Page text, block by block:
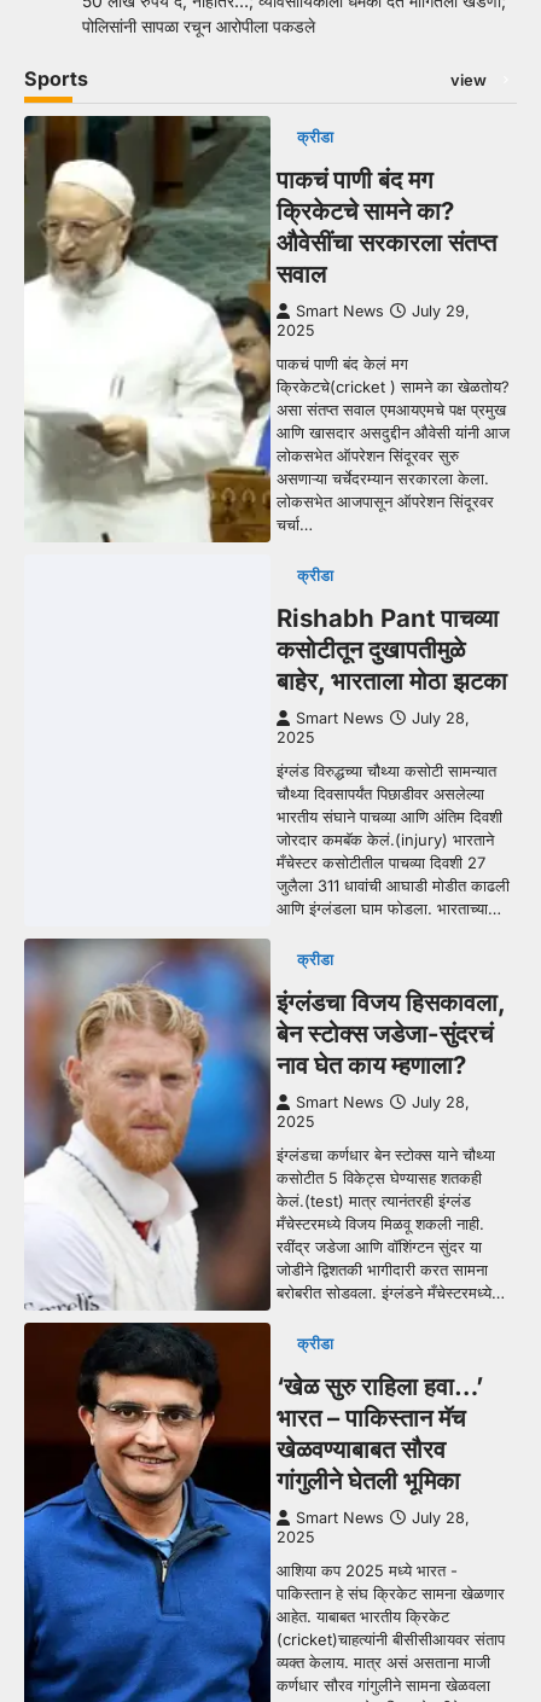
पोलिसांनी सापळा रचून आरोपीला पकडले
Sports view
क्रीडा
पाकचं पाणी बंद मग
क्रिकेटचे सामने का?
औवेसींचा सरकारला संतप्त
सवाल
Smart News
July 29,
2025
पाकचं पाणी बंद केलं मग
क्रिकेटचे(cricket ) सामने का खेळतोय?
असा संतप्त सवाल एमआयएमचे पक्ष प्रमुख
आणि खासदार असदुद्दीन औवेसी यांनी आज
लोकसभेत ऑपरेशन सिंदूरवर सुरु
असणाऱ्या चर्चेदरम्यान सरकारला केला.
लोकसभेत आजपासून ऑपरेशन सिंदूरवर
चर्चा…
क्रीडा
Rishabh Pant पाचव्या
कसोटीतून दुखापतीमुळे
बाहेर, भारताला मोठा झटका
Smart News
July 28,
2025
इंग्लंड विरुद्धच्या चौथ्या कसोटी सामन्यात
चौथ्या दिवसापर्यंत पिछाडीवर असलेल्या
भारतीय संघाने पाचव्या आणि अंतिम दिवशी
जोरदार कमबॅक केलं.(injury) भारताने
मँचेस्टर कसोटीतील पाचव्या दिवशी 27
जुलैला 311 धावांची आघाडी मोडीत काढली
आणि इंग्लंडला घाम फोडला. भारताच्या…
क्रीडा
इंग्लंडचा विजय हिसकावला,
बेन स्टोक्स जडेजा-सुंदरचं
नाव घेत काय म्हणाला?
Smart News
July 28,
2025
इंग्लंडचा कर्णधार बेन स्टोक्स याने चौथ्या
कसोटीत 5 विकेट्स घेण्यासह शतकही
केलं.(test) मात्र त्यानंतरही इंग्लंड
मँचेस्टरमध्ये विजय मिळवू शकली नाही.
रवींद्र जडेजा आणि वॉशिंग्टन सुंदर या
जोडीने द्विशतकी भागीदारी करत सामना
बरोबरीत सोडवला. इंग्लंडने मँचेस्टरमध्ये…
क्रीडा
‘खेळ सुरु राहिला हवा…’
भारत – पाकिस्तान मॅच
खेळवण्याबाबत सौरव
गांगुलीने घेतली भूमिका
Smart News
July 28,
2025
आशिया कप 2025 मध्ये भारत -
पाकिस्तान हे संघ क्रिकेट सामना खेळणार
आहेत. याबाबत भारतीय क्रिकेट
(cricket)चाहत्यांनी बीसीसीआयवर संताप
व्यक्त केलाय. मात्र असं असताना माजी
कर्णधार सौरव गांगुलीने सामना खेळवला